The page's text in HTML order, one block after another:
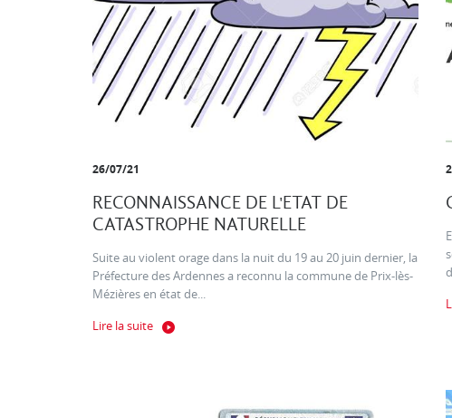
26/07/21
RECONNAISSANCE DE L'ETAT DE
CATASTROPHE NATURELLE
Suite au violent orage dans la nuit du 19 au 20 juin dernier, la
Préfecture des Ardennes a reconnu la commune de Prix-lès-
Mézières en état de...
Lire la suite